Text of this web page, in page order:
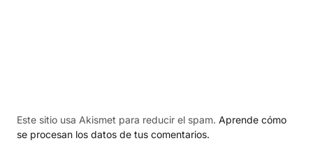
Este sitio usa Akismet para reducir el spam. Aprende cómo
se procesan los datos de tus comentarios.